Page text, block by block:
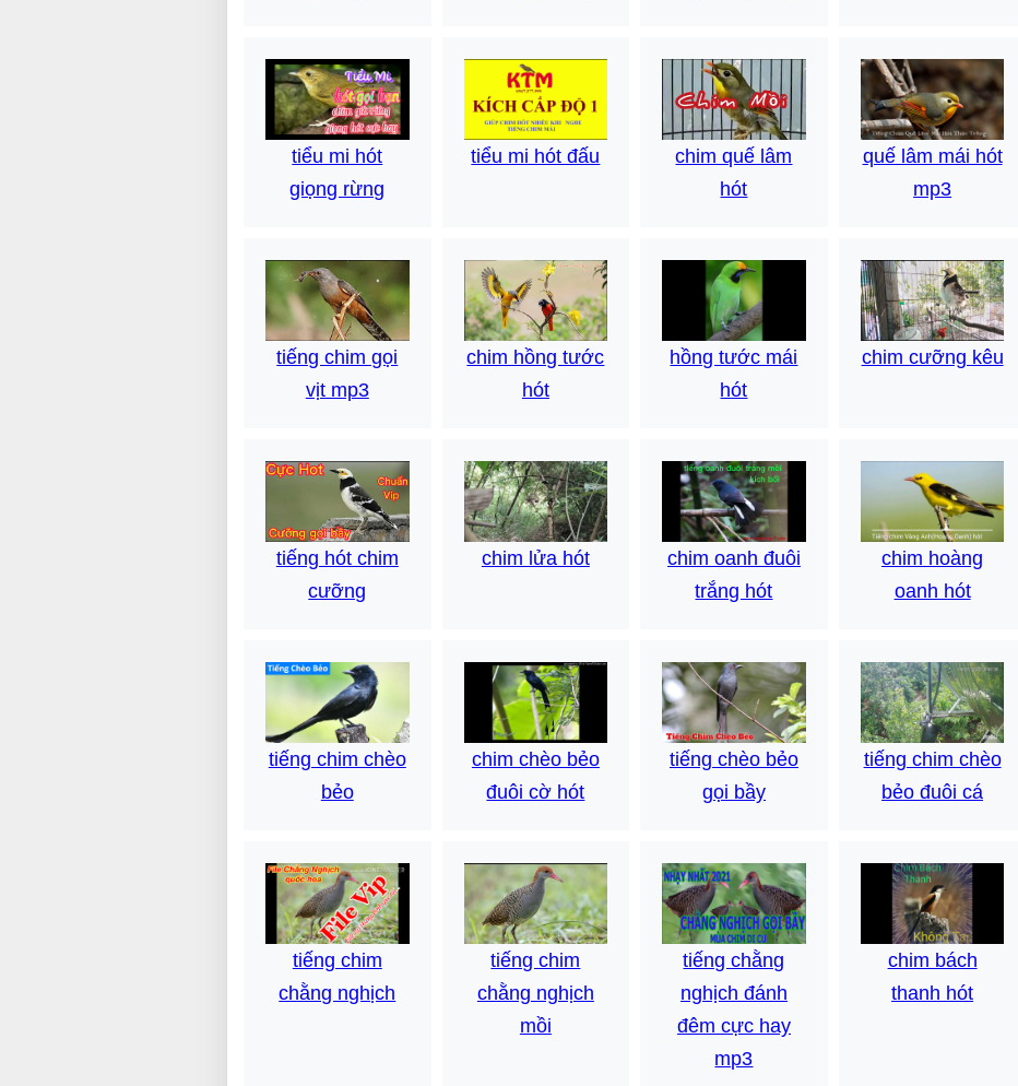
tiểu mi hót
giọng rừng
tiểu mi hót đấu
chim quế lâm
hót
quế lâm mái hót
mp3
tiếng chim gọi
vịt mp3
chim hồng tước
hót
hồng tước mái
hót
chim cưỡng kêu
tiếng hót chim
cưỡng
chim lửa hót
chim oanh đuôi
trắng hót
chim hoàng
oanh hót
tiếng chim chèo
bẻo
chim chèo bẻo
đuôi cờ hót
tiếng chèo bẻo
gọi bầy
tiếng chim chèo
bẻo đuôi cá
tiếng chim
chằng nghịch
tiếng chim
chằng nghịch
mồi
tiếng chằng
nghịch đánh
đêm cực hay
mp3
chim bách
thanh hót